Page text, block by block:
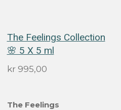
The Feelings Collection
🌸 5 X 5 ml
kr 995,00
The Feelings